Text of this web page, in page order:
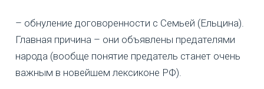
– обнуление договоренности с Семьей (Ельцина).
Главная причина – они объявлены предателями
народа (вообще понятие предатель станет очень
важным в новейшем лексиконе РФ).